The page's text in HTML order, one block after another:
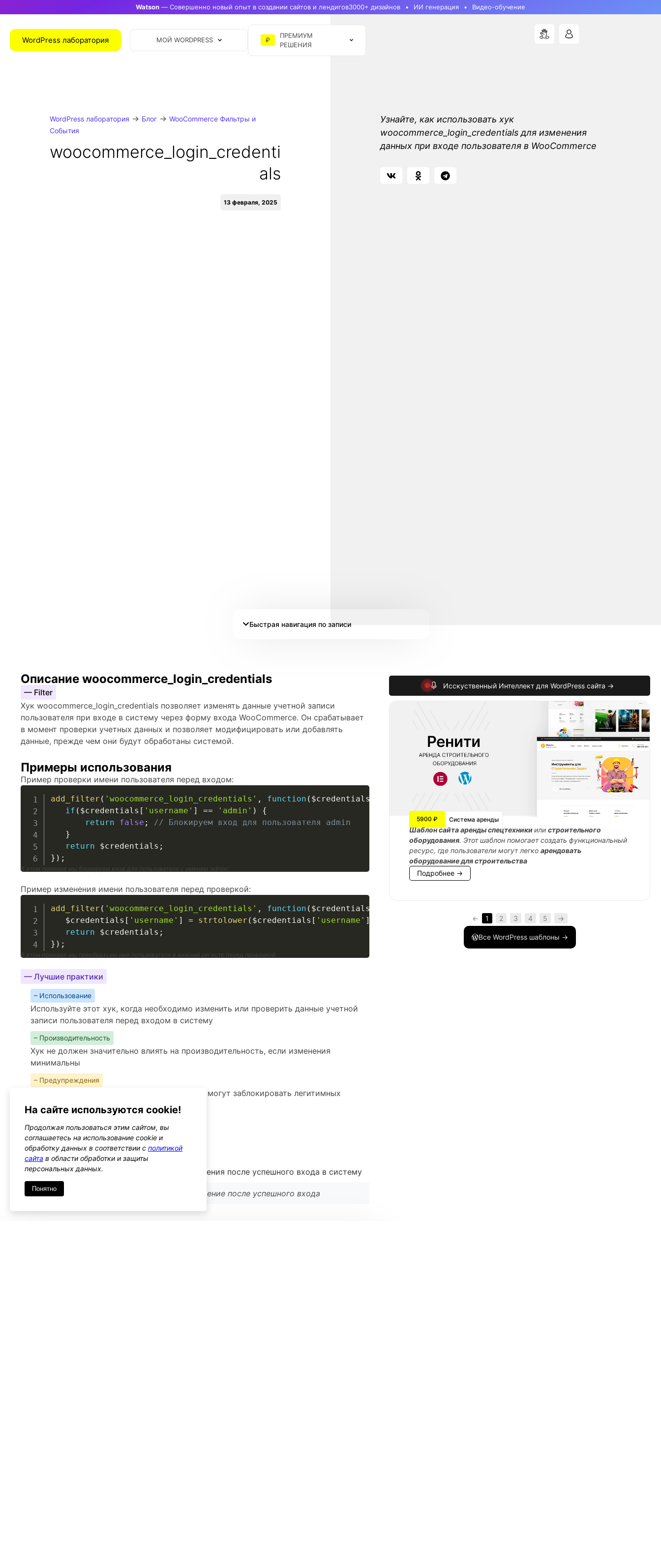
Watson — Совершенно новый опыт в создании сайтов и лендигов3000+ дизайнов ИИ генерация Видео-обучение
WordPress лаборатория МОЙ WORDPRESS ₽
ПРЕМИУМ
РЕШЕНИЯ
WordPress лаборатория → Блог→ WooCommerce Фильтры и
События
woocommerce_login_credenti
als
13 февраля, 2025
Узнайте, как использовать хук
woocommerce_login_credentials для изменения
данных при входе пользователя в WooCommerce
Быстрая навигация по записи
Описание woocommerce_login_credentials
— Filter
Хук woocommerce_login_credentials позволяет изменять данные учетной записи
пользователя при входе в систему через форму входа WooCommerce. Он срабатывает
в момент проверки учетных данных и позволяет модифицировать или добавлять
данные, прежде чем они будут обработаны системой.
Примеры использования
Пример проверки имени пользователя перед входом:
add_filter ( 'woocommerce_login_credentials' , function ( $credentials
if ( $credentials [ 'username' ] == 'admin' )
{
return
false ;
// Блокируем вход для пользователя admin
}
return
$credentials ;
} ) ;
В этом примере мы блокируем вход для пользователя с именем ‘admin’.
Пример изменения имени пользователя перед проверкой:
add_filter ( 'woocommerce_login_credentials' , function ( $credentials
$credentials [ 'username' ] = strtolower ( $credentials [ 'username' ]
return
$credentials ;
} ) ;
В этом примере мы преобразуем имя пользователя в нижний регистр перед проверкой.
— Лучшие практики
– Использование
Используйте этот хук, когда необходимо изменить или проверить данные учетной
записи пользователя перед входом в систему
– Производительность
Хук не должен значительно влиять на производительность, если изменения
минимальны
– Предупреждения
Будьте осторожны с изменениями, которые могут заблокировать легитимных
пользователей
Альтернативы
woocommerce_login_redirect
Тип: action
Этот хук позволяет изменять URL перенаправления после успешного входа в систему
Используйте его, если нужно изменить поведение после успешного входа
Исскуственный Интеллект для WordPress сайта →
5900 ₽ Система аренды
Шаблон сайта аренды спецтехникиилистроительного
оборудования. Этот шаблон помогает создать функциональный
ресурс, где пользователи могут легкоарендовать
оборудование для строительства
Подробнее →
← 1 2 3 4 5 →
Все WordPress шаблоны →
На сайте используются cookie!
Продолжая пользоваться этим сайтом, вы
соглашаетесь на использование cookie и
обработку данных в соответствии с политикой
сайта в области обработки и защиты
персональных данных.
Понятно